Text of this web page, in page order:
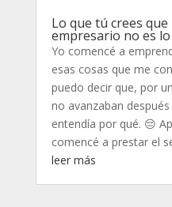
Lo que tú crees
empresario no es
Yo comencé a
esas cosas que me
puedo decir que, por
no avanzaban
entendía por qué. 😔
comencé a prestar el
leer más